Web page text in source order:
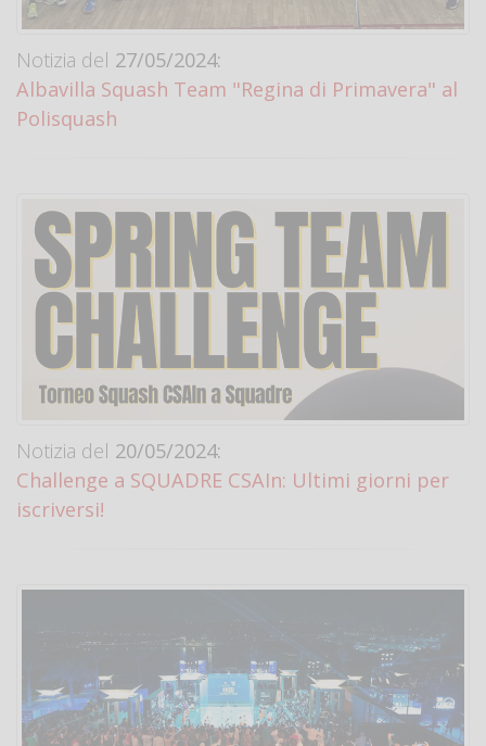
Notizia del 27/05/2024:
Albavilla Squash Team "Regina di Primavera" al
Polisquash
Notizia del 20/05/2024:
Challenge a SQUADRE CSAIn: Ultimi giorni per
iscriversi!